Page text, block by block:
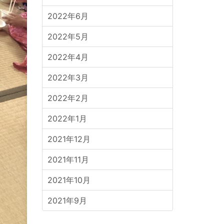
2022年6月
2022年5月
2022年4月
2022年3月
2022年2月
2022年1月
2021年12月
2021年11月
2021年10月
2021年9月